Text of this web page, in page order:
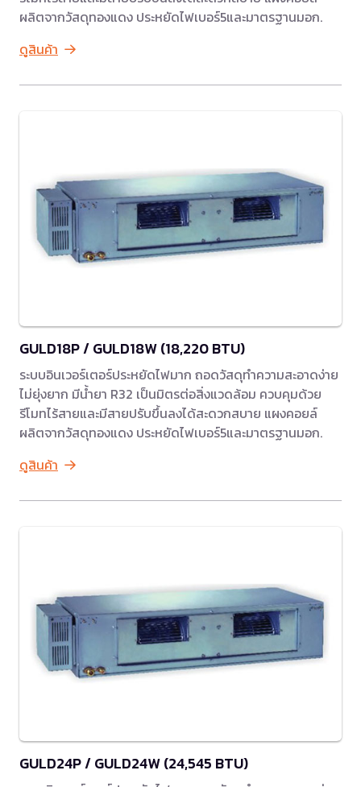
ผลิตจากวัสดุทองแดง ประหยัดไฟเบอร์5และมาตรฐานมอก.
ดูสินค้า
GULD18P / GULD18W (18,220 BTU)
ระบบอินเวอร์เตอร์ประหยัดไฟมาก ถอดวัสดุทำความสะอาดง่าย
ไม่ยุ่งยาก มีน้ำยา R32 เป็นมิตรต่อสิ่งแวดล้อม ควบคุมด้วย
รีโมทไร้สายและมีสายปรับขึ้นลงได้สะดวกสบาย แผงคอยล์
ผลิตจากวัสดุทองแดง ประหยัดไฟเบอร์5และมาตรฐานมอก.
ดูสินค้า
GULD24P / GULD24W (24,545 BTU)